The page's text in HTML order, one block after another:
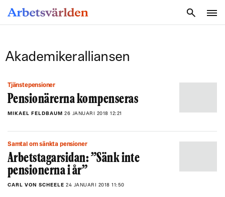
Akademikeralliansen
Tjänstepensioner
Pensionärerna kompenseras
MIKAEL FELDBAUM 26 JANUARI 2018 12:21
Samtal om sänkta pensioner
Arbetstagarsidan: ”Sänk inte
pensionerna i år”
CARL VON SCHEELE 24 JANUARI 2018 11:50